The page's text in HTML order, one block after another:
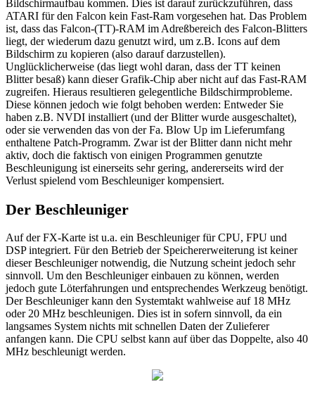
Bildschirmaufbau kommen. Dies ist darauf zurückzuführen, dass
ATARI für den Falcon kein Fast-Ram vorgesehen hat. Das Problem
ist, dass das Falcon-(TT)-RAM im Adreßbereich des Falcon-Blitters
liegt, der wiederum dazu genutzt wird, um z.B. Icons auf dem
Bildschirm zu kopieren (also darauf darzustellen).
Unglücklicherweise (das liegt wohl daran, dass der TT keinen
Blitter besaß) kann dieser Grafik-Chip aber nicht auf das Fast-RAM
zugreifen. Hieraus resultieren gelegentliche Bildschirmprobleme.
Diese können jedoch wie folgt behoben werden: Entweder Sie
haben z.B. NVDI installiert (und der Blitter wurde ausgeschaltet),
oder sie verwenden das von der Fa. Blow Up im Lieferumfang
enthaltene Patch-Programm. Zwar ist der Blitter dann nicht mehr
aktiv, doch die faktisch von einigen Programmen genutzte
Beschleunigung ist einerseits sehr gering, andererseits wird der
Verlust spielend vom Beschleuniger kompensiert.
Der Beschleuniger
Auf der FX-Karte ist u.a. ein Beschleuniger für CPU, FPU und
DSP integriert. Für den Betrieb der Speichererweiterung ist keiner
dieser Beschleuniger notwendig, die Nutzung scheint jedoch sehr
sinnvoll. Um den Beschleuniger einbauen zu können, werden
jedoch gute Löterfahrungen und entsprechendes Werkzeug benötigt.
Der Beschleuniger kann den Systemtakt wahlweise auf 18 MHz
oder 20 MHz beschleunigen. Dies ist in sofern sinnvoll, da ein
langsames System nichts mit schnellen Daten der Zulieferer
anfangen kann. Die CPU selbst kann auf über das Doppelte, also 40
MHz beschleunigt werden.